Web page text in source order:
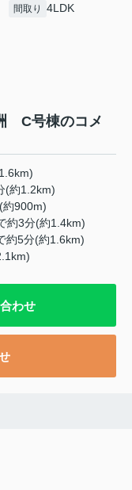
間取り 4LDK
C号棟のコメ
(約1.2km)
約900m)
約3分(約1.4km)
約5分(約1.6km)
わせ